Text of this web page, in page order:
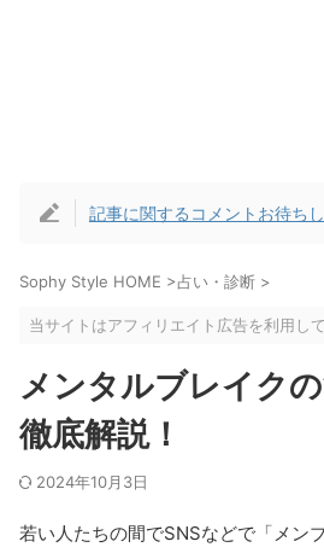
記事に関するコメントお待ち
Sophy Style HOME >占い・診断 >
当サイトはアフィリエイト広告を利用して
メンタルブレイク
徹底解説！
2024年10月3日
若い人たちの間でSNSなどで「メン